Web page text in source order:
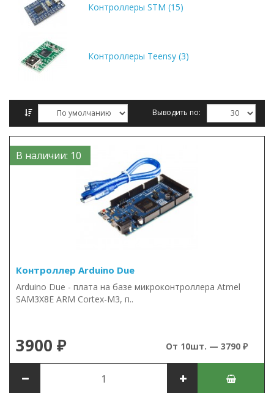
Контроллеры STM (15)
Контроллеры Teensy (3)
Выводить по:
В наличии: 10
Контроллер Arduino Due
Arduino Due - плата на базе микроконтроллера Atmel
SAM3X8E ARM Cortex-M3, п..
3900 ₽ От 10шт. — 3790 ₽